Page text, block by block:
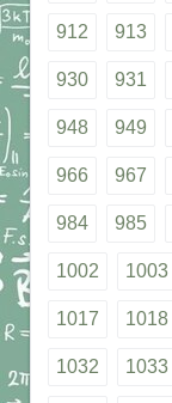
912 913
930 931
948 949
966 967
984 985
1002 1003
1017 1018
1032 1033